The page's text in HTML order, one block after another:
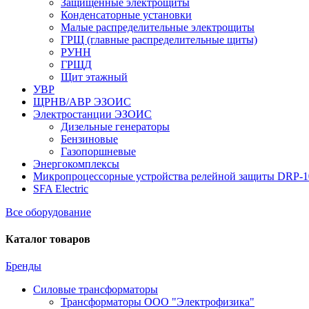
Конденсаторные установки
Малые распределительные электрощиты
ГРЩ (главные распределительные щиты)
РУНН
ГРЩД
Щит этажный
УВР
ЩРНВ/АВР ЭЗОИС
Электростанции ЭЗОИС
Дизельные генераторы
Бензиновые
Газопоршневые
Энергокомплексы
Микропроцессорные устройства релейной защиты DRP-
SFA Electric
Все оборудование
Каталог товаров
Бренды
Силовые трансформаторы
Трансформаторы ООО "Электрофизика"